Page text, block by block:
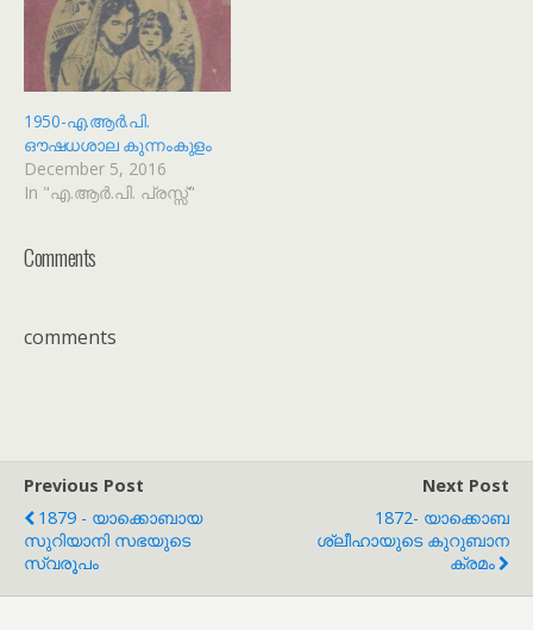
1950-എ.ആർ.പി.
ഔഷധശാല കുന്നംകുളം
December 5, 2016
In "എ.ആർ.പി. പ്രസ്സ്"
Comments
comments
Previous Post
1879 - യാക്കൊബായ
സുറിയാനി സഭയുടെ
സ്വരൂപം
Next Post
1872- യാക്കൊബ
ശ്ലീഹായുടെ കുറുബാന
ക്രമം